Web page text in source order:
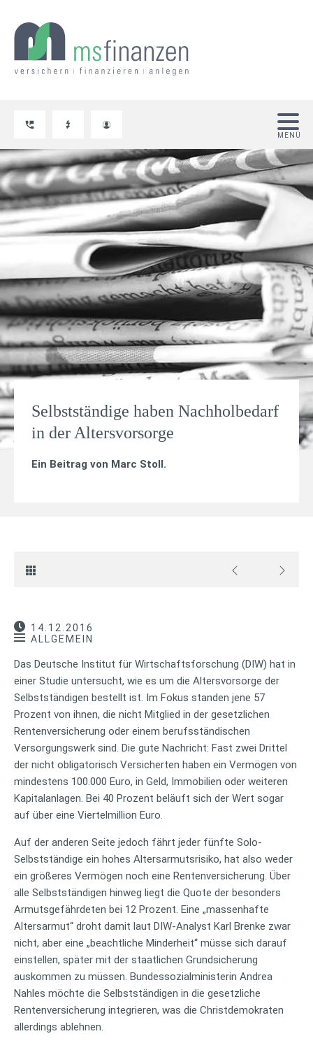
Selbstständige haben Nachholbedarf
in der Altersvorsorge
Ein Beitrag von Marc Stoll.
14.12.2016
ALLGEMEIN
Das Deutsche Institut für Wirtschaftsforschung (DIW) hat in
einer Studie untersucht, wie es um die Altersvorsorge der
Selbstständigen bestellt ist. Im Fokus standen jene 57
Prozent von ihnen, die nicht Mitglied in der gesetzlichen
Rentenversicherung oder einem berufsständischen
Versorgungswerk sind. Die gute Nachricht: Fast zwei Drittel
der nicht obligatorisch Versicherten haben ein Vermögen von
mindestens 100.000 Euro, in Geld, Immobilien oder weiteren
Kapitalanlagen. Bei 40 Prozent beläuft sich der Wert sogar
auf über eine Viertelmillion Euro.
Auf der anderen Seite jedoch fährt jeder fünfte Solo-
Selbstständige ein hohes Altersarmutsrisiko, hat also weder
ein größeres Vermögen noch eine Rentenversicherung. Über
alle Selbstständigen hinweg liegt die Quote der besonders
Armutsgefährdeten bei 12 Prozent. Eine „massenhafte
Altersarmut“ droht damit laut DIW-Analyst Karl Brenke zwar
nicht, aber eine „beachtliche Minderheit“ müsse sich darauf
einstellen, später mit der staatlichen Grundsicherung
auskommen zu müssen. Bundessozialministerin Andrea
Nahles möchte die Selbstständigen in die gesetzliche
Rentenversicherung integrieren, was die Christdemokraten
allerdings ablehnen.